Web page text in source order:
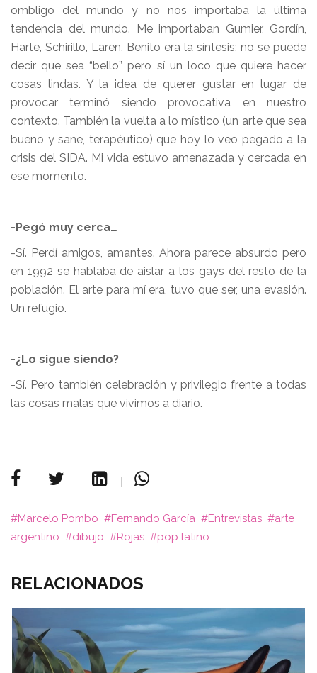
ombligo del mundo y no nos importaba la última
tendencia del mundo. Me importaban Gumier, Gordín,
Harte, Schirillo, Laren. Benito era la síntesis: no se puede
decir que sea “bello” pero sí un loco que quiere hacer
cosas lindas. Y la idea de querer gustar en lugar de
provocar terminó siendo provocativa en nuestro
contexto. También la vuelta a lo místico (un arte que sea
bueno y sane, terapéutico) que hoy lo veo pegado a la
crisis del SIDA. Mi vida estuvo amenazada y cercada en
ese momento.
-Pegó muy cerca…
-Sí. Perdí amigos, amantes. Ahora parece absurdo pero
en 1992 se hablaba de aislar a los gays del resto de la
población. El arte para mí era, tuvo que ser, una evasión.
Un refugio.
-¿Lo sigue siendo?
-Sí. Pero también celebración y privilegio frente a todas
las cosas malas que vivimos a diario.
Marcelo Pombo Fernando García Entrevistas
arte
argentino
dibujo Rojas pop latino
RELACIONADOS